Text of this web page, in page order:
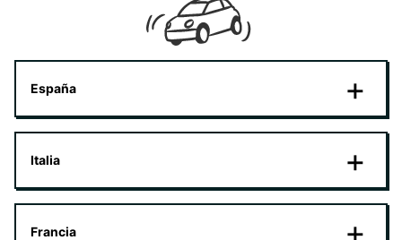
España
Italia
Francia